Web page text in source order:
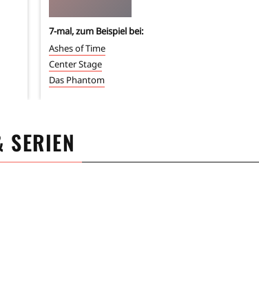
7-mal, zum Beispiel bei:
Ashes of Time
Center Stage
Das Phantom